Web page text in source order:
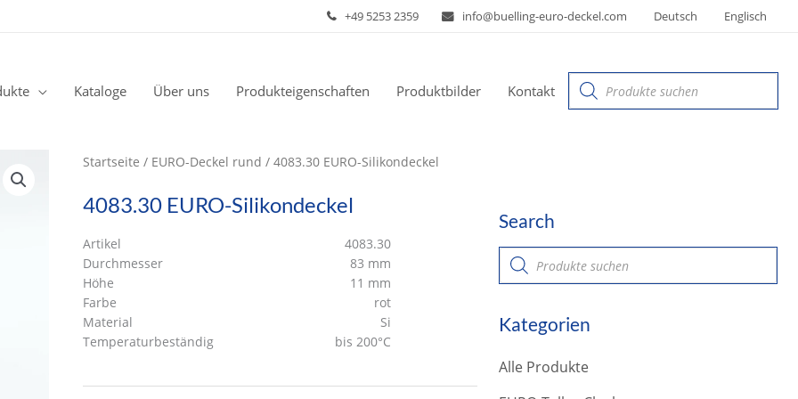
+49 5253 2359 info@buelling-euro-deckel.com Deutsch Englisch
Kataloge Über uns Produkteigenschaften Produktbilder Kontakt
Products
search
Startseite / EURO-Deckel rund / 4083.30 EURO-Silikondeckel
4083.30 EURO-Silikondeckel
Artikel
4083.30
Durchmesser
83 mm
Höhe
11 mm
Farbe
rot
Material
Si
Temperaturbeständig
bis 200°C
Search
P
o
c
s
Kategorien
Alle Produkte